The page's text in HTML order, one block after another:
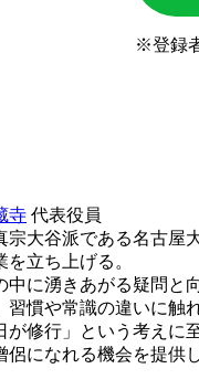
※登録
寺 代表役員
大谷派である名古屋
立ち上げる。
中に湧きあがる疑問と
慣や常識の違いに触れ
が修行」という考えに
侶になれる機会を提供